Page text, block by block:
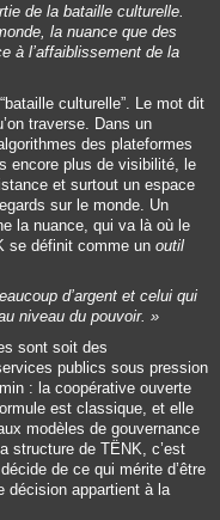
de la bataille culturelle.
la nuance que des
à l’affaiblissement de la
bataille culturelle” . Le mot dit
traverse. Dans un
des plateformes
encore plus de visibilité, le
et surtout un espace
sur le monde. Un
la nuance, qui va là où le
se définit comme un outil
d’argent et celui qui
niveau du pouvoir. »
sont soit des
publics sous pression
: la coopérative ouverte
est classique, et elle
modèles de gouvernance
structure de TËNK, c’est
de ce qui mérite d’être
décision appartient à la